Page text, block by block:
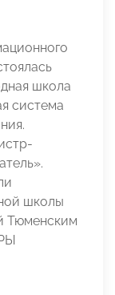
школа
система
школы
Тюменским